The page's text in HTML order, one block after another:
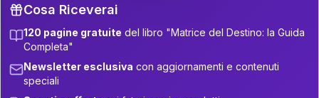
12.5-13.5
Zone della Matrice:
Analisi, Significato e
Cosa Riceverai
120 pagine gratuite del libro "Matrice del Destino: la Guida
Completa"
Newsletter esclusiva con aggiornamenti e contenuti
speciali